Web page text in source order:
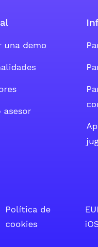
de Twitter
la cuenta de
una demo
asesor
Política de
cookies